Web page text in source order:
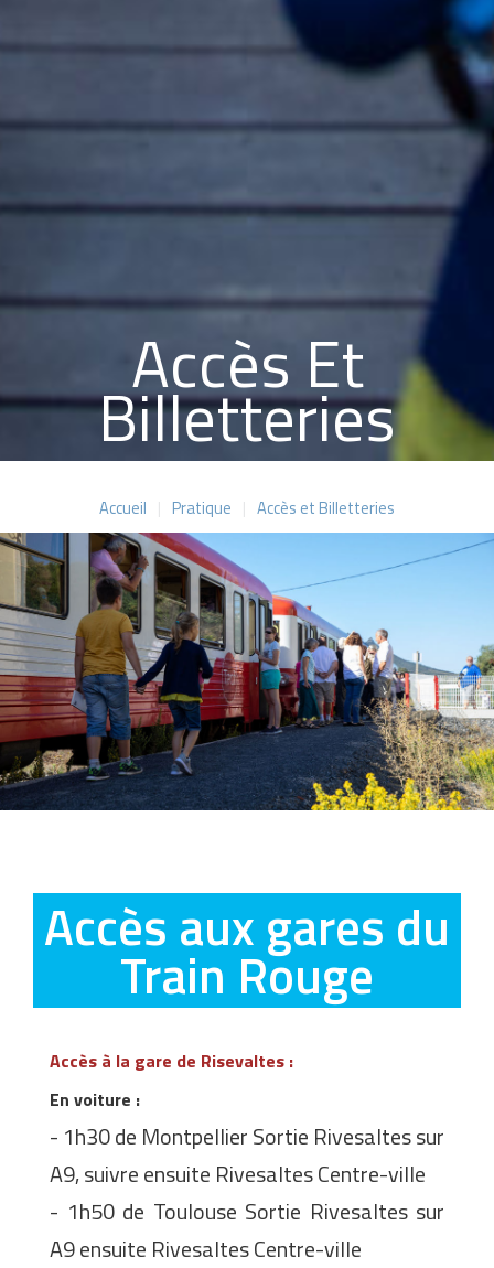
Accès Et
Billetteries
Accueil | Pratique | Accès et Billetteries
Accès aux gares du
Train Rouge
Accès à la gare de Risevaltes :
En voiture :
- 1h30 de Montpellier Sortie Rivesaltes sur
A9, suivre ensuite Rivesaltes Centre-ville
- 1h50 de Toulouse Sortie Rivesaltes sur
A9 ensuite Rivesaltes Centre-ville